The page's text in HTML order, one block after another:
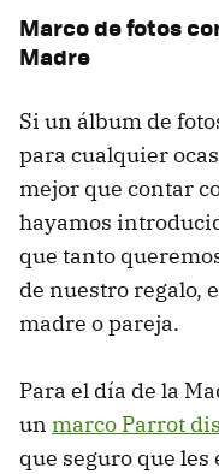
Marco de fotos
Madre
Si un álbum de
para cualquier
mejor que contar
hayamos
que tanto
de nuestro regalo,
madre o pareja.
Para el día de la
un marco Parrot
que seguro que